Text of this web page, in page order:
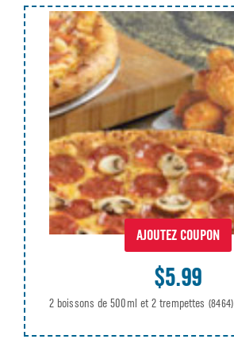
AJOUTEZ COUPON
$5.99
2 boissons de 500ml et 2 trempettes (8464)